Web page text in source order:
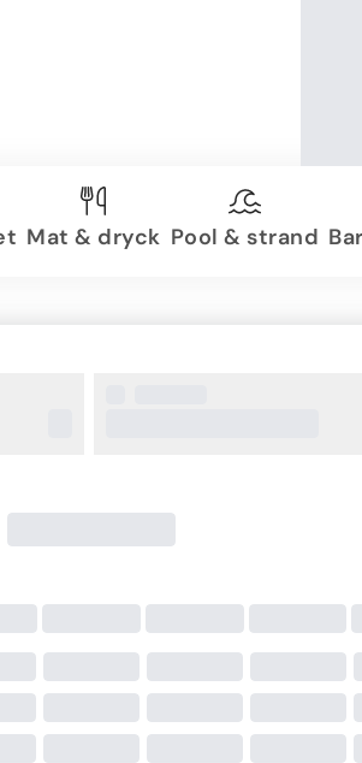
Mat & dryck Pool & strand